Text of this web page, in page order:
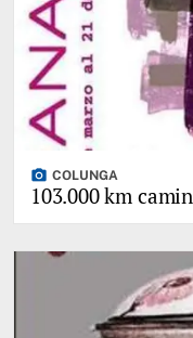
photo_camera COLUNGA
103.000 km